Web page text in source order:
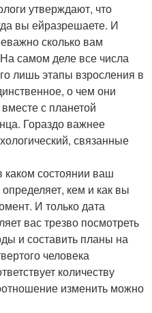
утверждают, что
вы ейразрешаете. И
сколько вам
самом деле все числа
лишь этапы взросления в
о чем они
с планетой
Гораздо важнее
связанные
каком состоянии ваш
кем и как вы
И только дата
вас трезво посмотреть
и составить планы на
человека
количеству
изменить можно